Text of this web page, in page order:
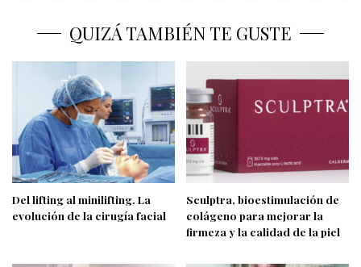
QUIZÁ TAMBIÉN TE GUSTE
Del lifting al minilifting. La
evolución de la cirugía facial
Sculptra, bioestimulación de
colágeno para mejorar la
firmeza y la calidad de la piel